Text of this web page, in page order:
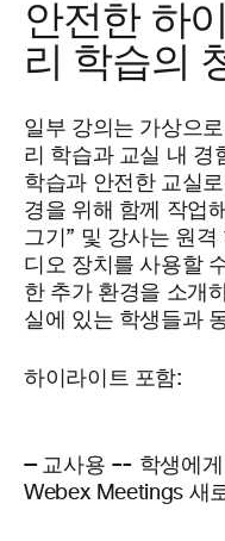
안전한 하
리 학습의
일부 강의는 가상으
리 학습과 교실 내 경
학습과 안전한 교실
경을 위해 함께 작업
그기” 및 강사는 원격
디오 장치를 사용할
한 추가 환경을 소개
실에 있는 학생들과
하이라이트 포함:
— 교사용 –- 학생에
Webex Meetings 새